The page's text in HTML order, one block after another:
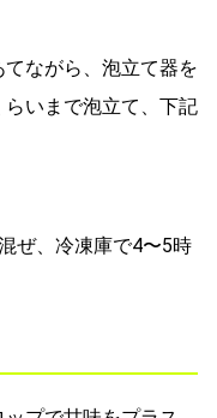
ながら、泡立て器を
いまで泡立て、下記
ぜ、冷凍庫で4〜5時